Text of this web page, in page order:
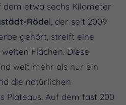
dem etwa sechs Kilometer
Rödel, der seit 2009
gehört, streift eine
Flächen. Diese
weit mehr als nur ein
die natürlichen
Plateaus. Auf dem fast 200